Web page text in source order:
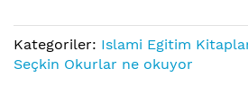
Kategoriler: Islami Egitim
Seçkin Okurlar ne okuyor